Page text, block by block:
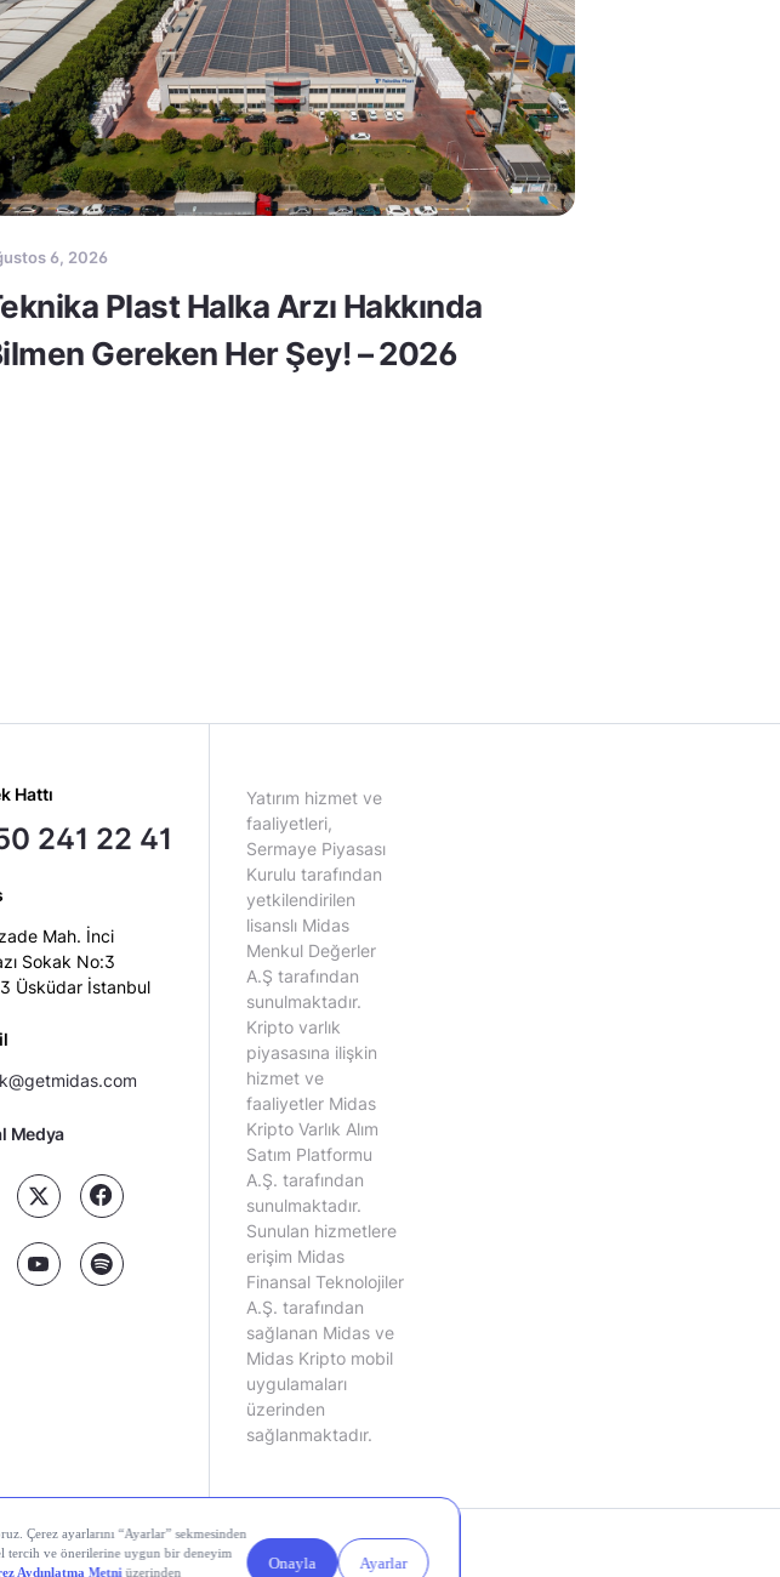
6, 2026
Plast Halka Arzı Hakkında
Gereken Her Şey! – 2026
Hattı
241 22 41
Mah. İnci
Sokak No:3
Üsküdar İstanbul
Medya
Yatırım hizmet ve
faaliyetleri,
Sermaye Piyasası
Kurulu tarafından
yetkilendirilen
lisanslı Midas
Menkul Değerler
A.Ş tarafından
sunulmaktadır.
Kripto varlık
piyasasına ilişkin
hizmet ve
faaliyetler Midas
Kripto Varlık Alım
Satım Platformu
A.Ş. tarafından
sunulmaktadır.
Sunulan hizmetlere
erişim Midas
Finansal Teknolojiler
A.Ş. tarafından
sağlanan Midas ve
Midas Kripto mobil
uygulamaları
üzerinden
sağlanmaktadır.
Kişisel